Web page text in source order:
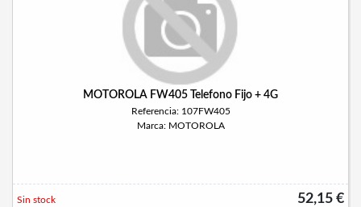
MOTOROLA FW405 Telefono Fijo + 4G
Referencia: 107FW405
Marca: MOTOROLA
52,15 €
Sin stock